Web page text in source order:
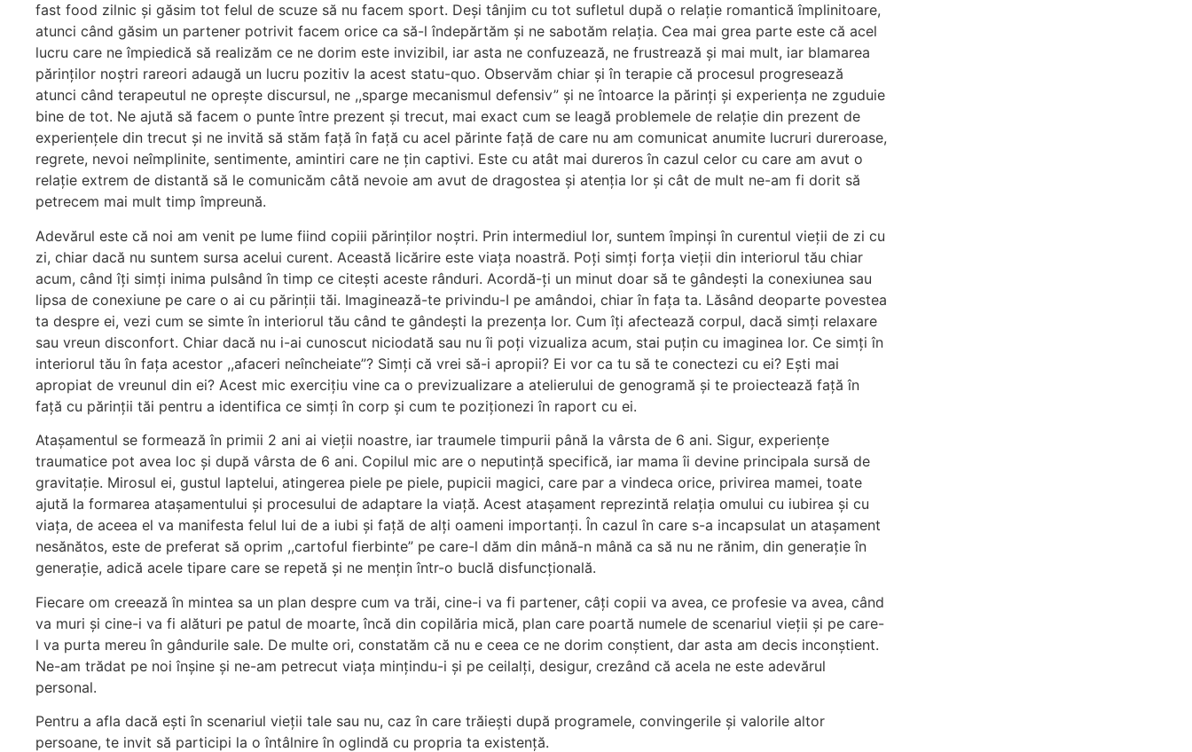
fast food zilnic și găsim tot felul de scuze să nu facem sport. Deși tânjim cu tot sufletul după o relație romantică împlinitoare,
atunci când găsim un partener potrivit facem orice ca să-l îndepărtăm și ne sabotăm relația. Cea mai grea parte este că acel
lucru care ne împiedică să realizăm ce ne dorim este invizibil, iar asta ne confuzează, ne frustrează și mai mult, iar blamarea
părinților noștri rareori adaugă un lucru pozitiv la acest statu-quo. Observăm chiar și în terapie că procesul progresează
atunci când terapeutul ne oprește discursul, ne ,,sparge mecanismul defensiv” și ne întoarce la părinți și experiența ne zguduie
bine de tot. Ne ajută să facem o punte între prezent și trecut, mai exact cum se leagă problemele de relație din prezent de
experiențele din trecut și ne invită să stăm față în față cu acel părinte față de care nu am comunicat anumite lucruri dureroase,
regrete, nevoi neîmplinite, sentimente, amintiri care ne țin captivi. Este cu atât mai dureros în cazul celor cu care am avut o
relație extrem de distantă să le comunicăm câtă nevoie am avut de dragostea și atenția lor și cât de mult ne-am fi dorit să
petrecem mai mult timp împreună.
Adevărul este că noi am venit pe lume fiind copiii părinților noștri. Prin intermediul lor, suntem împinși în curentul vieții de zi cu
zi, chiar dacă nu suntem sursa acelui curent. Această licărire este viața noastră. Poți simți forța vieții din interiorul tău chiar
acum, când îți simți inima pulsând în timp ce citești aceste rânduri. Acordă-ți un minut doar să te gândești la conexiunea sau
lipsa de conexiune pe care o ai cu părinții tăi. Imaginează-te privindu-I pe amândoi, chiar în fața ta. Lăsând deoparte povestea
ta despre ei, vezi cum se simte în interiorul tău când te gândești la prezența lor. Cum îți afectează corpul, dacă simți relaxare
sau vreun disconfort. Chiar dacă nu i-ai cunoscut niciodată sau nu îi poți vizualiza acum, stai puțin cu imaginea lor. Ce simți în
interiorul tău în fața acestor ,,afaceri neîncheiate”? Simți că vrei să-i apropii? Ei vor ca tu să te conectezi cu ei? Ești mai
apropiat de vreunul din ei? Acest mic exercițiu vine ca o previzualizare a atelierului de genogramă și te proiectează față în
față cu părinții tăi pentru a identifica ce simți în corp și cum te poziționezi în raport cu ei.
Atașamentul se formează în primii 2 ani ai vieții noastre, iar traumele timpurii până la vârsta de 6 ani. Sigur, experiențe
traumatice pot avea loc și după vârsta de 6 ani. Copilul mic are o neputință specifică, iar mama îi devine principala sursă de
gravitație. Mirosul ei, gustul laptelui, atingerea piele pe piele, pupicii magici, care par a vindeca orice, privirea mamei, toate
ajută la formarea atașamentului și procesului de adaptare la viață. Acest atașament reprezintă relația omului cu iubirea și cu
viața, de aceea el va manifesta felul lui de a iubi și față de alți oameni importanți. În cazul în care s-a incapsulat un atașament
nesănătos, este de preferat să oprim ,,cartoful fierbinte” pe care-l dăm din mână-n mână ca să nu ne rănim, din generație în
generație, adică acele tipare care se repetă și ne mențin într-o buclă disfuncțională.
Fiecare om creează în mintea sa un plan despre cum va trăi, cine-i va fi partener, câți copii va avea, ce profesie va avea, când
va muri și cine-i va fi alături pe patul de moarte, încă din copilăria mică, plan care poartă numele de scenariul vieții și pe care-
l va purta mereu în gândurile sale. De multe ori, constatăm că nu e ceea ce ne dorim conștient, dar asta am decis inconștient.
Ne-am trădat pe noi înșine și ne-am petrecut viața mințindu-i și pe ceilalți, desigur, crezând că acela ne este adevărul
personal.
Pentru a afla dacă ești în scenariul vieții tale sau nu, caz în care trăiești după programele, convingerile și valorile altor
persoane, te invit să participi la o întâlnire în oglindă cu propria ta existență.